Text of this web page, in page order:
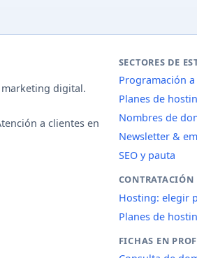
digital.
a clientes en
SECTORES DE
Programación
Planes de
Nombres de
Newsletter &
SEO y pauta
CONTRATACIÓN
Hosting: elegir
Planes de
FICHAS EN